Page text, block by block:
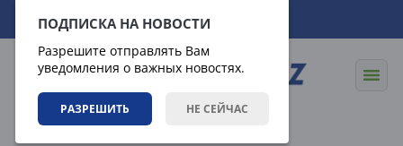
ПОДПИСКА НА НОВОСТИ
Разрешите отправлять Вам
уведомления о важных новостях.
РАЗРЕШИТЬ НЕ СЕЙЧАС
07.08.2026 20:54:51